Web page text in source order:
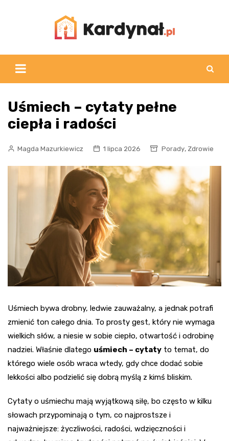
Uśmiech – cytaty pełne
ciepła i radości
Magda Mazurkiewicz 1 lipca 2026 Porady, Zdrowie
Uśmiech bywa drobny, ledwie zauważalny, a jednak potrafi
zmienić ton całego dnia. To prosty gest, który nie wymaga
wielkich słów, a niesie w sobie ciepło, otwartość i odrobinę
nadziei. Właśnie dlatego uśmiech – cytaty to temat, do
którego wiele osób wraca wtedy, gdy chce dodać sobie
lekkości albo podzielić się dobrą myślą z kimś bliskim.
Cytaty o uśmiechu mają wyjątkową siłę, bo często w kilku
słowach przypominają o tym, co najprostsze i
najważniejsze: życzliwości, radości, wdzięczności i